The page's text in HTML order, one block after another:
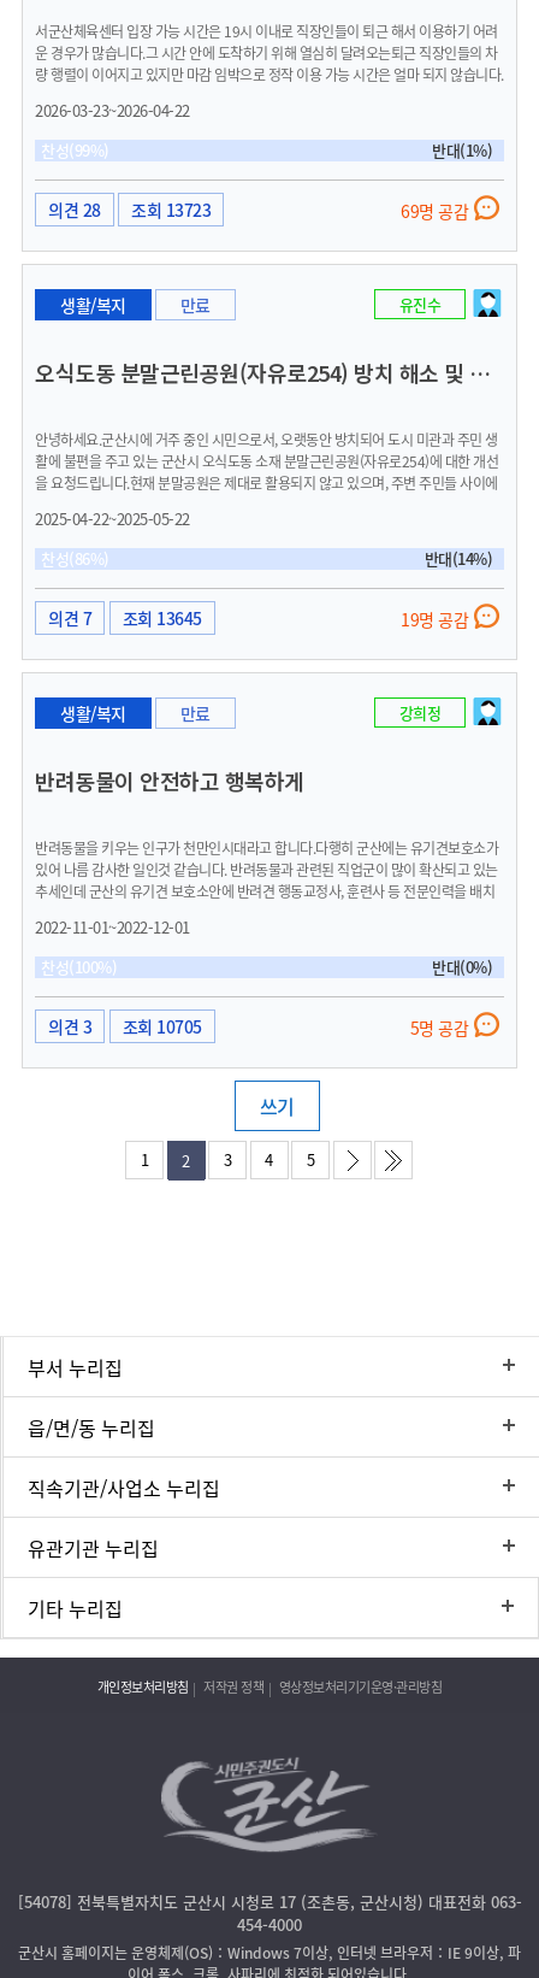
서군산체육센터 입장 가능 시간은 19시 이내로 직장인들이 퇴근 해서 이용하기 어려
운 경우가 많습니다.그 시간 안에 도착하기 위해 열심히 달려오는퇴근 직장인들의 차
량 행렬이 이어지고 있지만 마감 임박으로 정작 이용 가능 시간은 얼마 되지 않습니다.
간이 짧아진 이용시간이지만 퇴근 후 이용자들은 19:30분에 장내에서 퇴수 해야 하기
에 2시간 이용도 불가능합니다.(18시 퇴근자들은 도착하여 입장하는 경우 샤워실 이
용시간 빼면 운동 가능시간 1시간도 안되어 많은 회원들이 아쉬워하는부분)이 마저도
수영장 이용자들은 과밀화로 수영장에서 영법을 하기가 어렵고 목욕탕 수준의 수준의
밀집시간대엔 불편이 많습니다.(헬스장은 머신 뒤로 줄 서 있는경우도 많음)수영장.헬
스장이 부족하고 입장 가능시간이 19시로제한적이기에 동 시간대에 더 몰릴수밖에
없고짧은시간 주어진 불편한 운동이나마어떻게든 건강을 위해 해보고자동시간대로
몰리기 때문에 과밀화로 인해 안전상의 우려(줄줄이 영법을 하며 안전거리확보가 어
려운 경우 빈번) 저녁 운영시간이 20시(19시입장마감)로 짧다보니 수 많은 직장인들
이 출근 전 시간에도 많이 이용하기에 새벽 또한 과밀화가 심각하다고 합니다.(실제
두곳 반영)이 있고 접근성도 좋지만 과밀화가 많이 해소 되어 여유로운 운동이 가능합
나홍보부족한 상황에서도 이용자들이 있는 상황이었으며 회원들이 집계 한 결과
19:30~19:50 이용자수 지속적 파악시 적은 인원이 아니었음/더 많을 경우 이용자 입
장에서보면 레인 적정 인원 초과로 불편한 상황--->시범운영에 대한 이용자들 평가:
'집계결과 저조함은' 실제와 맞지 않다 /시범운영기간도 너무 짧아서 형식적이었다,
군산시는 시민의 불편함 호소에도 불구하고 수익에만 급급한 것이냐는 평)수영, 헬스
,gx에 대한 관심 연령은 낮아지고, 수명연장에 따라 항후 운동시설 이용자수 증가 불
가피 , 또한 앞으로 군산 관내 근로자수 증가에 따라 체육시설의 확충(월명수영장 건
립)이 시급하고, 수년전부터 시간 연장 관련 1600여명 서명 참여자분들의 의견을 다
시 모아 밤10시로 연장 해 줄 것을 제안합니다 (회당 이용시간 3시간으로 전환포함) -
건강이 최우선입니다. 시민이 건강해야 도시가 건강합니다. 청년들과 군산을 찾아온
근로자들이 건강하게 살기 좋은 도시라고 느끼며 떠나지 않고 터를 잡고 살 수 있도록
건강하고 행복한 삶을 영위 할 수 있는 밑거름이 될 것입니다.일시적인 연장 운영은 운
동 시간대를 지속적으로 바꾸기 어려운 상황에서 실효성이 없으니 장기적인 정책으로
2026-03-23~2026-04-22
찬성(99%)
반대(1%)
의견 28 조회 13723 69명 공감
생활/복지 만료 유진수
오식도동 분말근린공원(자유로254) 방치 해소 및 도심형 캠핑장 조성 요청
안녕하세요.군산시에 거주 중인 시민으로서, 오랫동안 방치되어 도시 미관과 주민 생
활에 불편을 주고 있는 군산시 오식도동 소재 분말근린공원(자유로254)에 대한 개선
을 요청드립니다.현재 분말공원은 제대로 활용되지 않고 있으며, 주변 주민들 사이에
도심형 캠핑장(일반 캠핑, 차박, 글램핑 등)으로 조성해 주실 것을 건의드립니다. 최근
캠핑 수요가 급증하면서 안전하고 접근성 높은 도심형 캠핑장에 대한 수요가 커지고
있으며, 특히 가족 단위의 건전한 여가활동 공간으로서 큰 효과를 기대할 수 있습니다.
법적 측면에서도 이와 같은 조성은 타당하다고 판단됩니다.공원시설에 관한 법률(도
시공원 및 녹지 등에 관한 법률)에 따르면, 공원 내에는 주민의 휴식·여가활동을 위한
편의시설을 설치할 수 있으며, 자연 체험 및 환경 교육을 목적으로 한 야영장도 도시공
원법 시행령상 설치가 가능합니다. 또한 일부 지방자치단체에서는 유휴공원을 활용한
캠핑장 사례도 이미 존재하고 있습니다. 이는 도시공원으로서의 성격을 훼손하지 않
으면서도 효율적인 공간 활용 방안으로 입증된 모델입니다.캠핑장 조성 시 다음과 같
은 기대효과가 있습니다.방치된 공원의 기능 회복 및 도시환경 개선주민들의 여가·휴
상과 지역 발전을 동시에 도모할 수 있는 가치 있는 제안이라 생각합니다. 군산시에서
2025-04-22~2025-05-22
찬성(86%)
반대(14%)
의견 7 조회 13645 19명 공감
생활/복지 만료 강희정
반려동물이 안전하고 행복하게
반려동물을 키우는 인구가 천만인시대라고 합니다.다행히 군산에는 유기견보호소가
있어 나름 감사한 일인것 같습니다. 반려동물과 관련된 직업군이 많이 확산되고 있는
추세인데 군산의 유기견 보호소안에 반려견 행동교정사, 훈련사 등 전문인력을 배치
될 수 있도록 운영 해 주시면 좋겠습니다.무료는 아니더라도 좀 더 저렴한 비용으로 부
담없이 이용하게 되면 키우는 어려움이 다소 해소될 수 있고 최악의 경우 유기견으로
버려지는 상황도 막을 수 있지 않을까 합니다.나아가 전문 인력을 양성하는 기관으로
활용하는 것도 바람직하지 않을 까요? 감사합니다.
2022-11-01~2022-12-01
찬성(100%)
반대(0%)
의견 3 조회 10705 5명 공감
1 2 3 4 5
쓰기
부서 누리집
읍/면/동 누리집
직속기관/사업소 누리집
유관기관 누리집
기타 누리집
개인정보처리방침 저작권 정책 영상정보처리기기운영·관리방침
[54078] 전북특별자치도 군산시 시청로 17 (조촌동, 군산시청) 대표전화 063-
454-4000
군산시 홈페이지는 운영체제(OS)：Windows 7이상, 인터넷 브라우저：IE 9이상, 파